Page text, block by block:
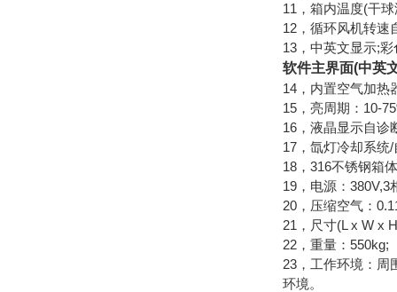
11，箱内温度(干
12，循环风机转速
13，中英文显示;
软件主界面(中英
14，内置空气加热
15，亮周期：10-
16，液晶显示自诊
17，氙灯冷却系统
18，316不锈钢箱
19，电源：380V,3
20，压缩空气：
21，尺寸(L x W x
22，重量：550kg;
23，工作环境：周
环境。